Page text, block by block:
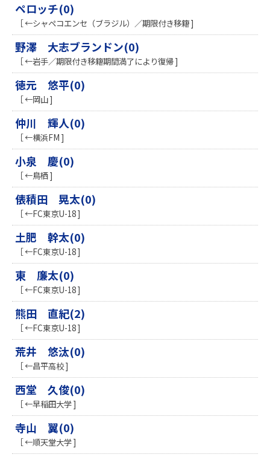
ペロッチ(0)
［ ←シャペコエンセ（ブラジル）／期限付き移籍 ]
野澤 大志ブランドン(0)
［ ←岩手／期限付き移籍期間満了により復帰 ]
徳元 悠平(0)
［ ←岡山 ]
仲川 輝人(0)
［ ←横浜FM ]
小泉 慶(0)
［ ←鳥栖 ]
俵積田 晃太(0)
［ ←FC東京U-18 ]
土肥 幹太(0)
［ ←FC東京U-18 ]
東 廉太(0)
［ ←FC東京U-18 ]
熊田 直紀(2)
［ ←FC東京U-18 ]
荒井 悠汰(0)
［ ←昌平高校 ]
西堂 久俊(0)
［ ←早稲田大学 ]
寺山 翼(0)
［ ←順天堂大学 ]